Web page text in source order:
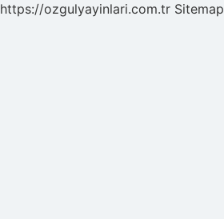
https://ozgulyayinlari.com.tr Sitemap